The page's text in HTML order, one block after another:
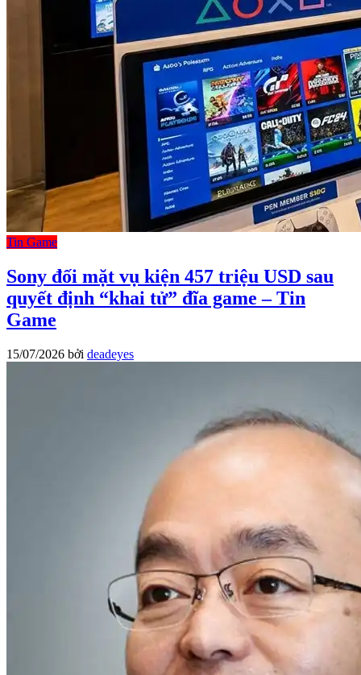
Tin Game
Sony đối mặt vụ kiện 457 triệu USD sau
quyết định “khai tử” đĩa game – Tin
Game
15/07/2026 bởi deadeyes